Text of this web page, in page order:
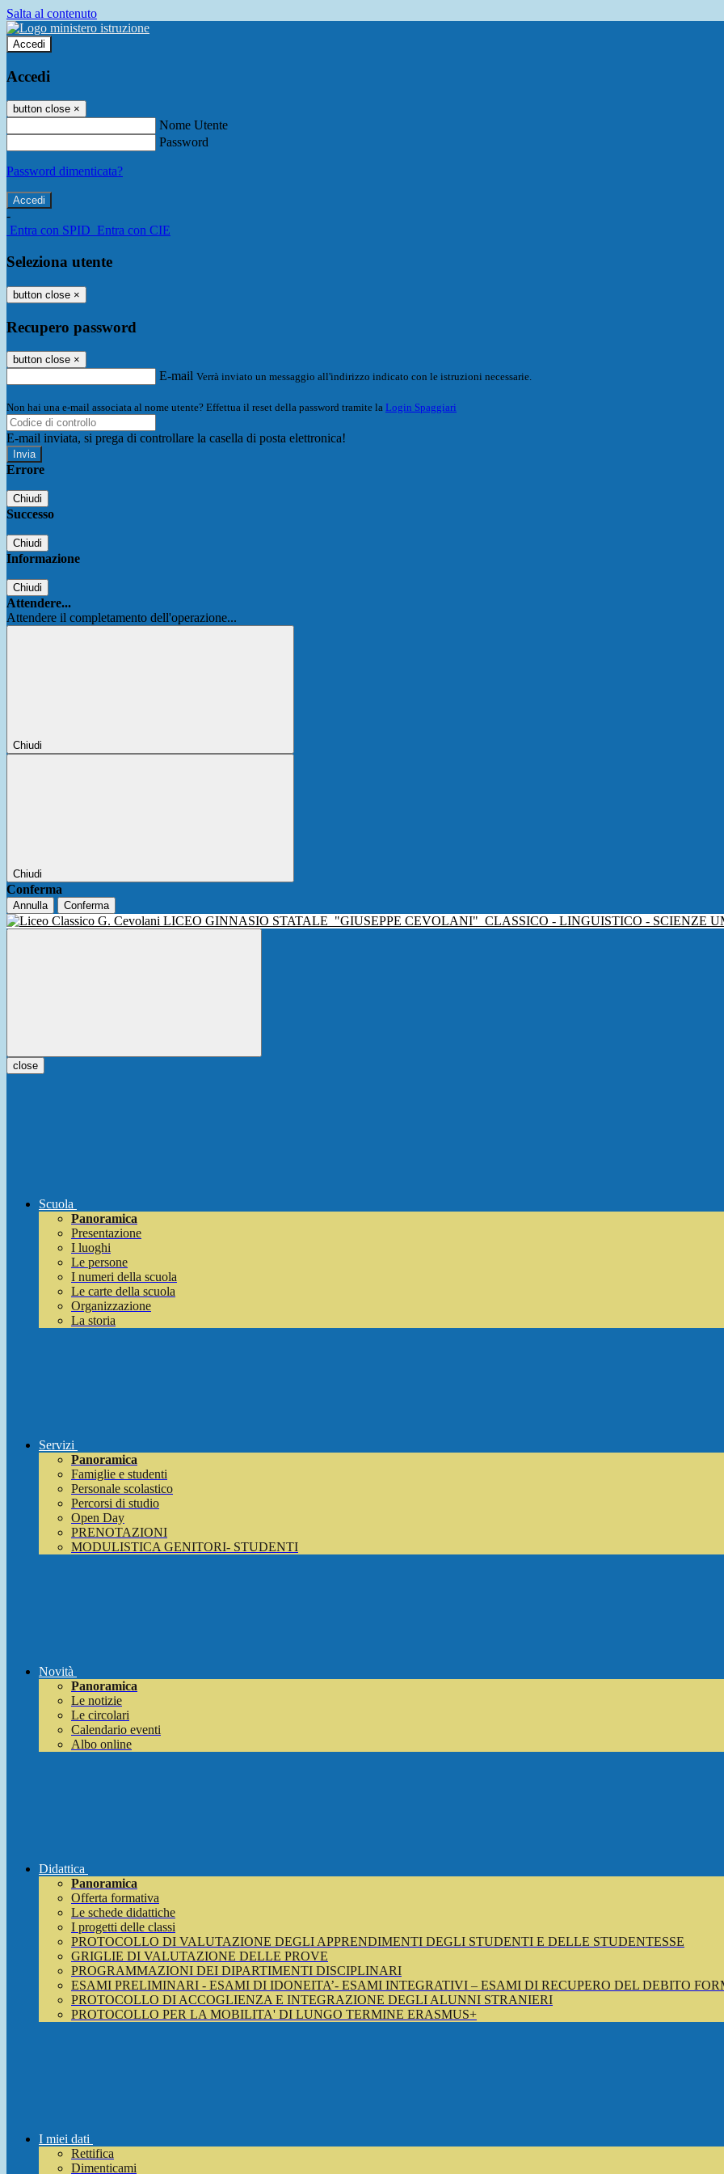
Salta al contenuto
Accedi
Accedi
button close ×
Nome Utente
Password
Password dimenticata?
-
Entra con SPID Entra con CIE
Seleziona utente
button close ×
Recupero password
button close ×
E-mail Verrà inviato un messaggio all'indirizzo indicato con le istruzioni necessarie.
Non hai una e-mail associata al nome utente? Effettua il reset della password tramite la Login Spaggiari
E-mail inviata, si prega di controllare la casella di posta elettronica!
Errore
Chiudi
Successo
Chiudi
Informazione
Chiudi
Attendere...
Attendere il completamento dell'operazione...
Chiudi
Chiudi
Conferma
Annulla Conferma
LICEO GINNASIO STATALE "GIUSEPPE CEVOLANI" CLASSICO - LINGUISTICO - SCIENZE
close
Scuola
Panoramica
Presentazione
I luoghi
Le persone
I numeri della scuola
Le carte della scuola
Organizzazione
La storia
Servizi
Panoramica
Famiglie e studenti
Personale scolastico
Percorsi di studio
Open Day
PRENOTAZIONI
MODULISTICA GENITORI- STUDENTI
Novità
Panoramica
Le notizie
Le circolari
Calendario eventi
Albo online
Didattica
Panoramica
Offerta formativa
Le schede didattiche
I progetti delle classi
PROTOCOLLO DI VALUTAZIONE DEGLI APPRENDIMENTI DEGLI STUDENTI E DELLE STUDENTESSE
GRIGLIE DI VALUTAZIONE DELLE PROVE
PROGRAMMAZIONI DEI DIPARTIMENTI DISCIPLINARI
ESAMI PRELIMINARI - ESAMI DI IDONEITA’- ESAMI INTEGRATIVI – ESAMI DI RECUPERO DEL DEBITO
PROTOCOLLO DI ACCOGLIENZA E INTEGRAZIONE DEGLI ALUNNI STRANIERI
PROTOCOLLO PER LA MOBILITA' DI LUNGO TERMINE ERASMUS+
I miei dati
Rettifica
Dimenticami